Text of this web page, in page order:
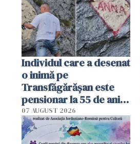
Individul care a desenat
o inimă pe
Transfăgărășan este
pensionar la 55 de ani.
Poliția l-a identificat
07 AUGUST 2026